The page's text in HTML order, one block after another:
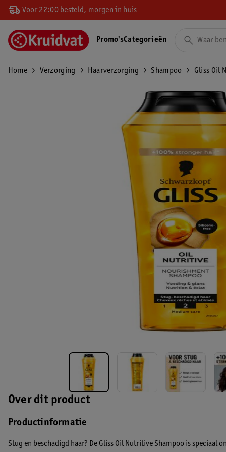
Voor 22:00 besteld, morgen in huis
Promo'sCategorieën
Home Verzorging Haarverzorging Shampoo Gliss Oil
Over dit product
Productinformatie
Stug en beschadigd haar? De Gliss Oil Nutritive Shampoo is speciaal